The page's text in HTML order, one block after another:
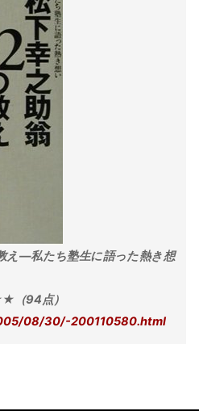
え―私たち塾生に語った熱き想
（94点）
08/30/-200110580.html